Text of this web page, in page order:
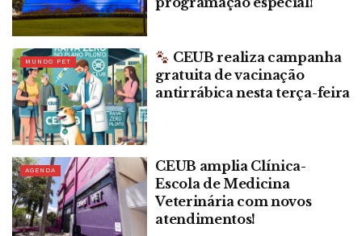
MUNDO PET
CEUB realiza campanha
gratuita de vacinação
antirrábica nesta terça-feira
AGENDA
CEUB amplia Clínica-
Escola de Medicina
Veterinária com novos
atendimentos!